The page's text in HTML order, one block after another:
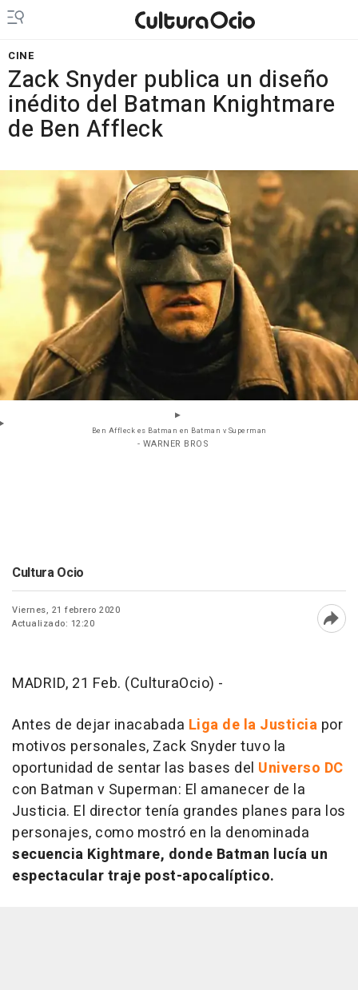
CINE
Zack Snyder publica un diseño
inédito del Batman Knightmare
de Ben Affleck
Ben Affleck es Batman en Batman v Superman
- WARNER BROS
Cultura Ocio
Viernes, 21 febrero 2020
Actualizado: 12:20
MADRID, 21 Feb. (CulturaOcio) -
Antes de dejar inacabada Liga de la Justicia por
motivos personales, Zack Snyder tuvo la
oportunidad de sentar las bases del Universo DC
con Batman v Superman: El amanecer de la
Justicia. El director tenía grandes planes para los
personajes, como mostró en la denominada
secuencia Kightmare, donde Batman lucía un
espectacular traje post-apocalíptico.